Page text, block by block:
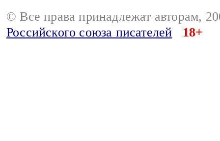
© Все права принадлежат авторам,
Российского союза писателей
18+